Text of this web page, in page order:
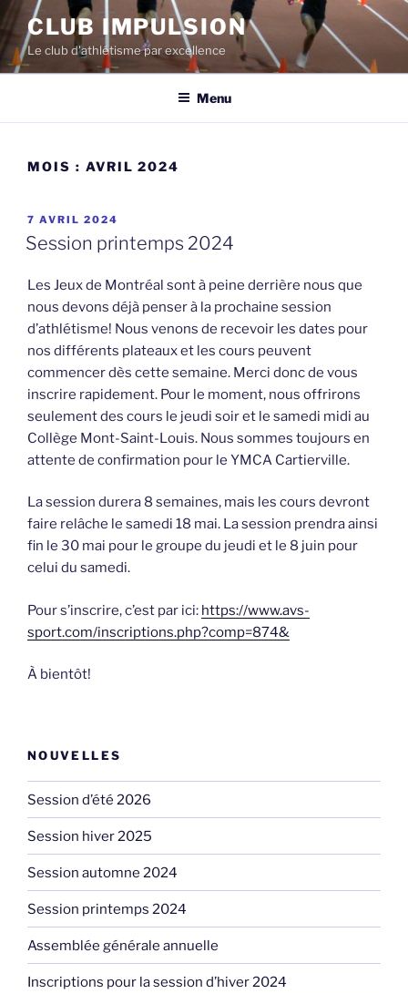
Aller
au
contenu
CLUB IMPULSION
Le club d'athlétisme par excellence
Menu
MOIS : AVRIL 2024
PUBLIÉ
LE
7 AVRIL 2024
Session printemps 2024
Les Jeux de Montréal sont à peine derrière nous que
nous devons déjà penser à la prochaine session
d’athlétisme! Nous venons de recevoir les dates pour
nos différents plateaux et les cours peuvent
commencer dès cette semaine. Merci donc de vous
inscrire rapidement. Pour le moment, nous offrirons
seulement des cours le jeudi soir et le samedi midi au
Collège Mont-Saint-Louis. Nous sommes toujours en
attente de confirmation pour le YMCA Cartierville.
La session durera 8 semaines, mais les cours devront
faire relâche le samedi 18 mai. La session prendra ainsi
fin le 30 mai pour le groupe du jeudi et le 8 juin pour
celui du samedi.
Pour s’inscrire, c’est par ici: https://www.avs-
sport.com/inscriptions.php?comp=874&
À bientôt!
NOUVELLES
Session d’été 2026
Session hiver 2025
Session automne 2024
Session printemps 2024
Assemblée générale annuelle
Inscriptions pour la session d’hiver 2024